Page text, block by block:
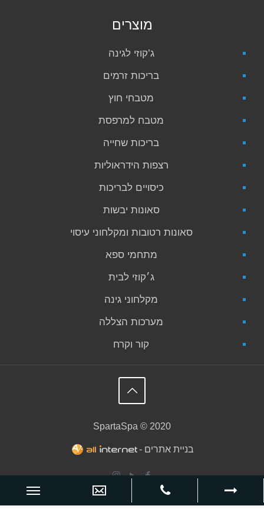
מוצרים
ג’קוזי לגינה
בריכות זרמים
מטבחי חוץ
מטבח למרפסת
בריכות שחייה
רצפות הידראוליות
כיסויים לבריכות
סאונות יבשות
סאונות רטובות ומקלחוני עיסוי
מתחמי ספא
ג׳קוזי לבית
מקלחוני גינה
מערכות הצללה
קור וקרח
SpartaSpa © 2020
בניית אתרים -